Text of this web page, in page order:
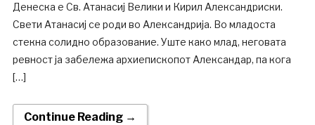
Денеска е Св. Атанасиј Велики и Кирил Александриски.
Свети Атанасиј се роди во Александрија. Во младоста
стекна солидно образование. Уште како млад, неговата
ревност ја забележа архиепископот Александар, па кога
[…]
Continue Reading →